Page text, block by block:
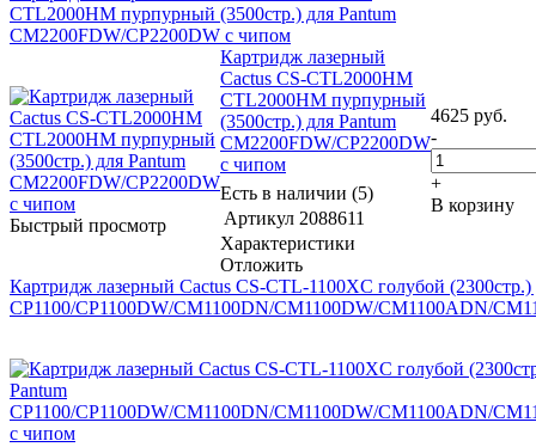
CTL2000HM пурпурный (3500стр.) для Pantum
CM2200FDW/CP2200DW с чипом
Быстрый просмотр
Картридж лазерный
Cactus CS-CTL2000HM
CTL2000HM пурпурный
(3500стр.) для Pantum
CM2200FDW/CP2200DW
с чипом
Есть в наличии (5)
Артикул 2088611
Характеристики
Отложить
4625 руб.
-
+
В корзину
Картридж лазерный Cactus CS-CTL-1100XC голубой (2300стр.)
CP1100/CP1100DW/CM1100DN/CM1100DW/CM1100ADN/